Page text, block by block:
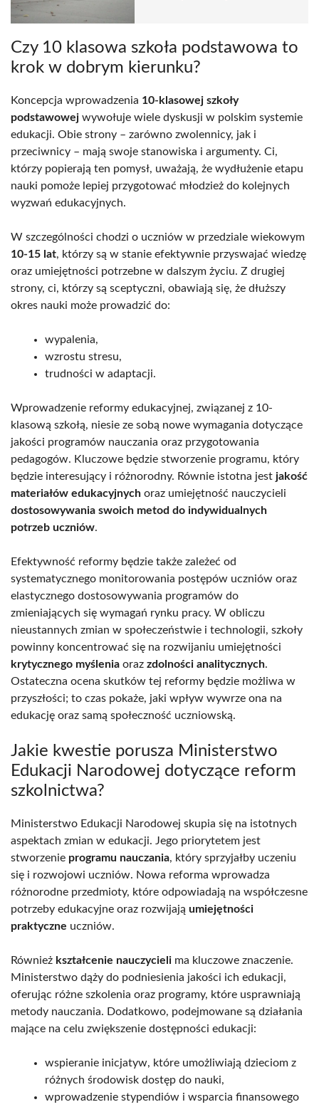
Czy 10 klasowa szkoła podstawowa to
krok w dobrym kierunku?
Koncepcja wprowadzenia 10-klasowej szkoły
podstawowej wywołuje wiele dyskusji w polskim systemie
edukacji. Obie strony – zarówno zwolennicy, jak i
przeciwnicy – mają swoje stanowiska i argumenty. Ci,
którzy popierają ten pomysł, uważają, że wydłużenie etapu
nauki pomoże lepiej przygotować młodzież do kolejnych
wyzwań edukacyjnych.
W szczególności chodzi o uczniów w przedziale wiekowym
10-15 lat, którzy są w stanie efektywnie przyswajać wiedzę
oraz umiejętności potrzebne w dalszym życiu. Z drugiej
strony, ci, którzy są sceptyczni, obawiają się, że dłuższy
okres nauki może prowadzić do:
wypalenia,
wzrostu stresu,
trudności w adaptacji.
Wprowadzenie reformy edukacyjnej, związanej z 10-
klasową szkołą, niesie ze sobą nowe wymagania dotyczące
jakości programów nauczania oraz przygotowania
pedagogów. Kluczowe będzie stworzenie programu, który
będzie interesujący i różnorodny. Równie istotna jest jakość
materiałów edukacyjnych oraz umiejętność nauczycieli
dostosowywania swoich metod do indywidualnych
potrzeb uczniów.
Efektywność reformy będzie także zależeć od
systematycznego monitorowania postępów uczniów oraz
elastycznego dostosowywania programów do
zmieniających się wymagań rynku pracy. W obliczu
nieustannych zmian w społeczeństwie i technologii, szkoły
powinny koncentrować się na rozwijaniu umiejętności
krytycznego myślenia oraz zdolności analitycznych.
Ostateczna ocena skutków tej reformy będzie możliwa w
przyszłości; to czas pokaże, jaki wpływ wywrze ona na
edukację oraz samą społeczność uczniowską.
Jakie kwestie porusza Ministerstwo
Edukacji Narodowej dotyczące reform
szkolnictwa?
Ministerstwo Edukacji Narodowej skupia się na istotnych
aspektach zmian w edukacji. Jego priorytetem jest
stworzenie programu nauczania, który sprzyjałby uczeniu
się i rozwojowi uczniów. Nowa reforma wprowadza
różnorodne przedmioty, które odpowiadają na współczesne
potrzeby edukacyjne oraz rozwijają umiejętności
praktyczne uczniów.
Również kształcenie nauczycieli ma kluczowe znaczenie.
Ministerstwo dąży do podniesienia jakości ich edukacji,
oferując różne szkolenia oraz programy, które usprawniają
metody nauczania. Dodatkowo, podejmowane są działania
mające na celu zwiększenie dostępności edukacji:
wspieranie inicjatyw, które umożliwiają dzieciom z
różnych środowisk dostęp do nauki,
wprowadzenie stypendiów i wsparcia finansowego